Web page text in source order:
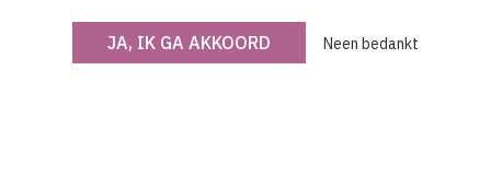
Voer een e-mailadres in, lees en accepteer de gebruiksvoorwaarden van de
JA, IK GA AKKOORD Neen bedankt